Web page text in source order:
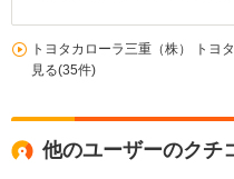
トヨタカローラ三重（株） ト
見る(35件)
他のユーザーのクチ